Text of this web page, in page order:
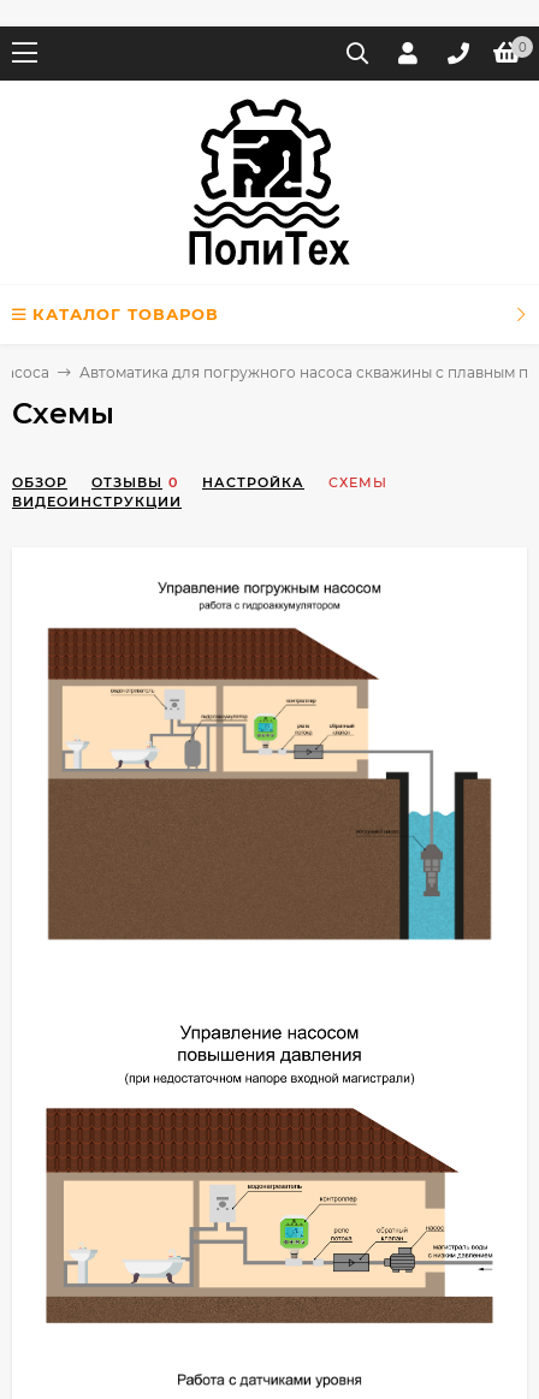
0
КАТАЛОГ ТОВАРОВ
Автоматика для погружного насоса скважины с плавным
Схемы
ОБЗОР ОТЗЫВЫ 0 НАСТРОЙКА
СХЕМЫ
ВИДЕОИНСТРУКЦИИ